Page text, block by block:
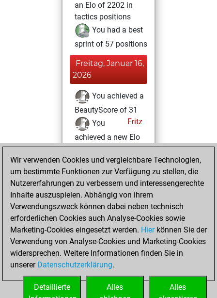
an Elo of 2202 in
tactics positions
You had a best
sprint of 57 positions
Freitag, Januar 16,
2026
You achieved a
BeautyScore of 31
Fritz
You
achieved a new Elo
of 1589
Sonntag,
Dezember 10,
2023
against Fritz
Fritz
You created
your Fritz account
You created
your Studies account
Studies
Wir verwenden Cookies und vergleichbare Technologien,
um bestimmte Funktionen zur Verfügung zu stellen, die
Nutzererfahrungen zu verbessern und interessengerechte
Inhalte auszuspielen. Abhängig von ihrem
Verwendungszweck können dabei neben technisch
erforderlichen Cookies auch Analyse-Cookies sowie
Marketing-Cookies eingesetzt werden. Hierkönnen Sie der
Verwendung von Analyse-Cookies und Marketing-Cookies
widersprechen. Weitere Informationen finden Sie in
unserer Datenschutzerklärung.
Alles
Alles
Detaillierte